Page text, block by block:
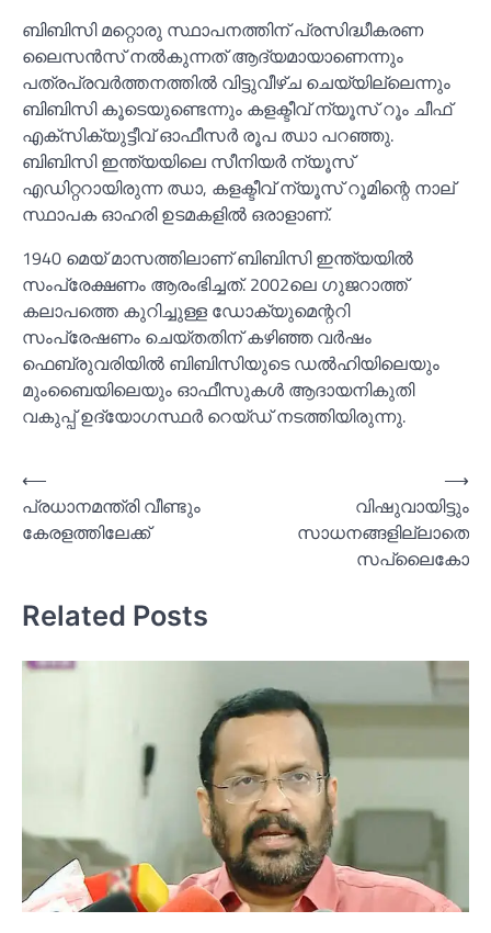
ബിബിസി മറ്റൊരു സ്ഥാപനത്തിന് പ്രസിദ്ധീകരണ
ലൈസന്‍സ് നല്‍കുന്നത് ആദ്യമായാണെന്നും
പത്രപ്രവര്‍ത്തനത്തില്‍ വിട്ടുവീഴ്ച ചെയ്യില്ലെന്നും
ബിബിസി കൂടെയുണ്ടെന്നും കളക്ടീവ് ന്യൂസ് റൂം ചീഫ്
എക്സിക്യുട്ടീവ് ഓഫീസര്‍ രൂപ ഝാ പറഞ്ഞു.
ബിബിസി ഇന്ത്യയിലെ സീനിയര്‍ ന്യൂസ്
എഡിറ്ററായിരുന്ന ഝാ, കളക്ടീവ് ന്യൂസ് റൂമിന്റെ നാല്
സ്ഥാപക ഓഹരി ഉടമകളില്‍ ഒരാളാണ്.
1940 മെയ് മാസത്തിലാണ് ബിബിസി ഇന്ത്യയില്‍
സംപ്രേക്ഷണം ആരംഭിച്ചത്. 2002ലെ ഗുജറാത്ത്
കലാപത്തെ കുറിച്ചുള്ള ഡോക്യുമെന്ററി
സംപ്രേഷണം ചെയ്തതിന് കഴിഞ്ഞ വര്‍ഷം
ഫെബ്രുവരിയില്‍ ബിബിസിയുടെ ഡല്‍ഹിയിലെയും
മുംബൈയിലെയും ഓഫീസുകള്‍ ആദായനികുതി
വകുപ്പ് ഉദ്യോഗസ്ഥര്‍ റെയ്ഡ് നടത്തിയിരുന്നു.
Post
navigation
⟵
പ്രധാനമന്ത്രി വീണ്ടും
കേരളത്തിലേക്ക്
വിഷുവായിട്ടും
സാധനങ്ങളില്ലാതെ
സപ്ലൈകോ
⟶
Related Posts